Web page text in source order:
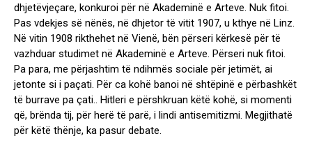
dhjetëvjeçare, konkuroi për në Akademinë e Arteve. Nuk fitoi.
Pas vdekjes së nënës, në dhjetor të vitit 1907, u kthye në Linz.
Në vitin 1908 rikthehet në Vienë, bën përseri kërkesë për të
vazhduar studimet në Akademinë e Arteve. Përseri nuk fitoi.
Pa para, me përjashtim të ndihmës sociale për jetimët, ai
jetonte si i paçati. Për ca kohë banoi në shtëpinë e përbashkët
të burrave pa çati.. Hitleri e përshkruan këtë kohë, si momenti
që, brënda tij, për herë të parë, i lindi antisemitizmi. Megjithatë
për këtë thënje, ka pasur debate.